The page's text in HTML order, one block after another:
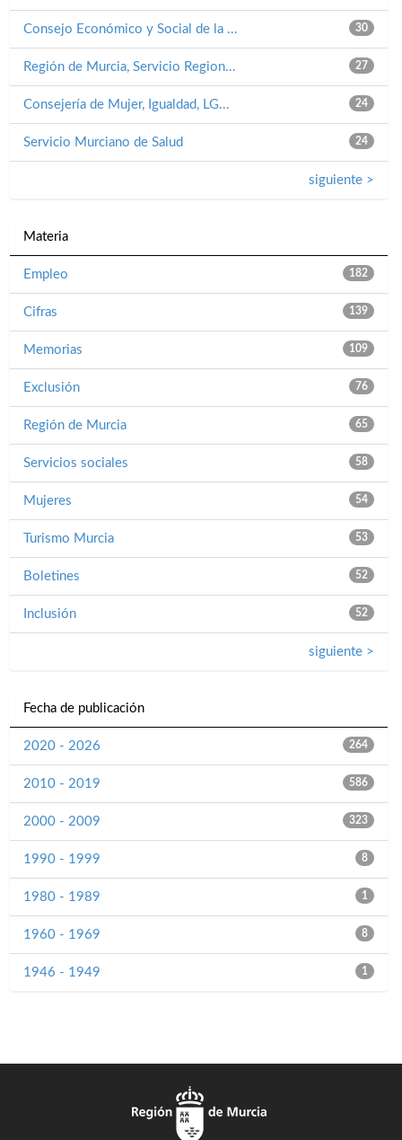
30
Consejo Económico y Social de la ...
27
Región de Murcia, Servicio Region...
24
Consejería de Mujer, Igualdad, LG...
24
Servicio Murciano de Salud
siguiente >
Materia
182
Empleo
139
Cifras
109
Memorias
76
Exclusión
65
Región de Murcia
58
Servicios sociales
54
Mujeres
53
Turismo Murcia
52
Boletines
52
Inclusión
siguiente >
Fecha de publicación
264
2020 - 2026
586
2010 - 2019
323
2000 - 2009
8
1990 - 1999
1
1980 - 1989
8
1960 - 1969
1
1946 - 1949